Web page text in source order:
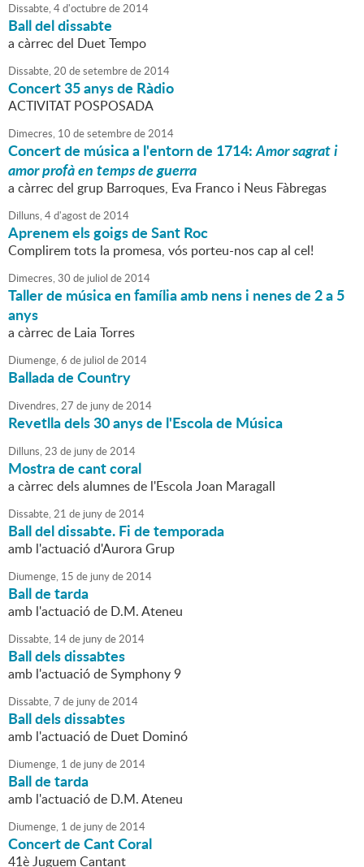
Dissabte,4d'octubrede2014
Ball del dissabte
a càrrec del Duet Tempo
Dissabte,20 desetembrede2014
Concert 35 anys de Ràdio
ACTIVITAT POSPOSADA
Dimecres, 10 desetembrede2014
Concert de música a l'entorn de 1714:Amor sagrat i
amor profà en temps de guerra
a càrrec del grup Barroques, Eva Franco i Neus Fàbregas
Dilluns,4d'agostde2014
Aprenem els goigs de Sant Roc
Complirem tots la promesa, vós porteu-nos cap al cel!
Dimecres,30 de juliol de2014
Taller de música en família amb nens i nenes de 2 a 5
anys
a càrrec de Laia Torres
Diumenge,6 de juliol de2014
Ballada de Country
Divendres,27 de junyde2014
Revetlla dels 30 anys de l'Escola de Música
Dilluns,23 de junyde2014
Mostra de cant coral
a càrrec dels alumnes de l'Escola Joan Maragall
Dissabte,21 de junyde2014
Ball del dissabte. Fi de temporada
amb l'actuació d'Aurora Grup
Diumenge, 15 de junyde2014
Ball de tarda
amb l'actuació de D.M. Ateneu
Dissabte, 14de junyde2014
Ball dels dissabtes
amb l'actuació de Symphony 9
Dissabte,7 de junyde2014
Ball dels dissabtes
amb l'actuació de Duet Dominó
Diumenge, 1 de junyde2014
Ball de tarda
amb l'actuació de D.M. Ateneu
Diumenge, 1 de junyde2014
Concert de Cant Coral
41è Juguem Cantant